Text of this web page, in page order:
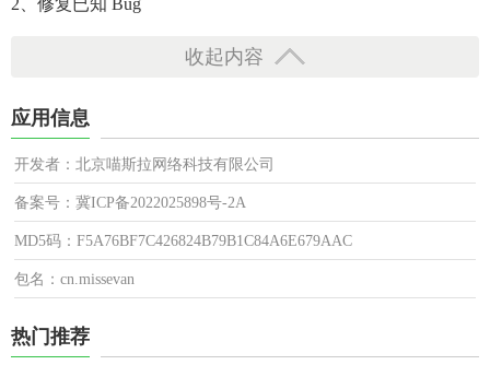
2、修复已知 Bug
收起内容
应用信息
开发者：北京喵斯拉网络科技有限公司
备案号：冀ICP备2022025898号-2A
MD5码：F5A76BF7C426824B79B1C84A6E679AAC
包名：cn.missevan
热门推荐